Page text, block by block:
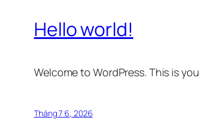
Hello world!
Welcome to WordPress. This is
Tháng 7 6, 2026